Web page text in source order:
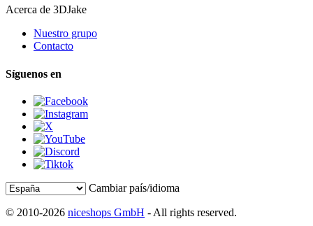
Acerca de 3DJake
Nuestro grupo
Contacto
Síguenos en
Cambiar país/idioma
© 2010-2026 niceshops GmbH - All rights reserved.